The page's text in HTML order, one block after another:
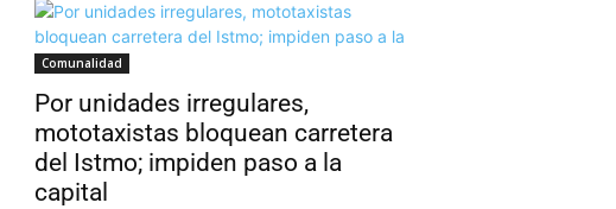
Comunalidad
Por unidades irregulares,
mototaxistas bloquean carretera
del Istmo; impiden paso a la
capital